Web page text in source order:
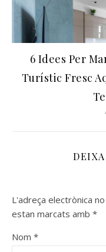
6 Idees Per
Turístic Fresc
L'adreça electrònica
estan marcats amb *
Nom *